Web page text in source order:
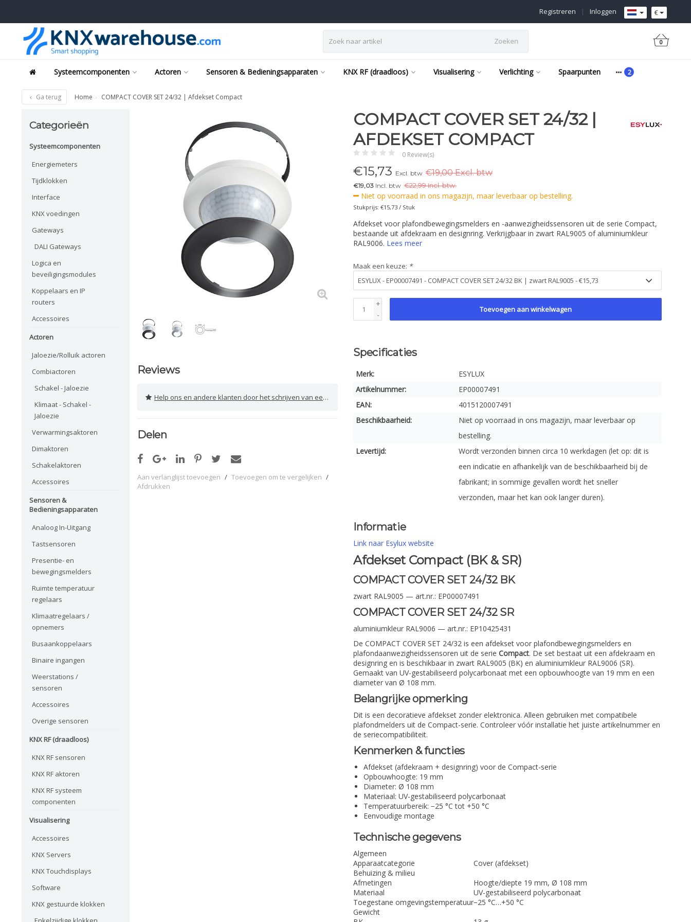
€
Inloggen
|
Registreren
Zoeken 0
Systeemcomponenten Actoren Sensoren & Bedieningsapparaten KNX RF (draadloos) Visualisering Verlichting Spaarpunten
Ga terug Home COMPACT COVER SET 24/32 | Afdekset Compact
Categorieën
Systeemcomponenten
Energiemeters
Tijdklokken
Interface
KNX voedingen
Gateways
DALI Gateways
Logica en
beveiligingsmodules
Koppelaars en IP
routers
Accessoires
Actoren
Jaloezie/Rolluik actoren
Combiactoren
Schakel - Jaloezie
Klimaat - Schakel -
Jaloezie
Verwarmingsaktoren
Dimaktoren
Schakelaktoren
Accessoires
Sensoren &
Bedieningsapparaten
Analoog In-Uitgang
Tastsensoren
Presentie- en
bewegingsmelders
Ruimte temperatuur
regelaars
Klimaatregelaars /
opnemers
Busaankoppelaars
Binaire ingangen
Weerstations /
sensoren
Accessoires
Overige sensoren
KNX RF (draadloos)
KNX RF sensoren
KNX RF aktoren
KNX RF systeem
componenten
Visualisering
Accessoires
KNX Servers
KNX Touchdisplays
Software
KNX gestuurde klokken
Reviews
Help ons en andere klanten door het schrijven van een review
Delen
Aan verlanglijst toevoegen / Toevoegen om te vergelijken /
Afdrukken
COMPACT COVER SET 24/32 |
AFDEKSET COMPACT
0 Review(s)
€15,73 Excl. btw €19,00 Excl. btw
€19,03 Incl. btw €22,99 Incl. btw.
Niet op voorraad in ons magazijn, maar leverbaar op bestelling.
Stukprijs: €15,73 / Stuk
Afdekset voor plafondbewegingsmelders en -aanwezigheidssensoren uit de serie Compact,
bestaande uit afdekraam en designring. Verkrijgbaar in zwart RAL9005 of aluminiumkleur
RAL9006. Lees meer
Maak een keuze: *
+
-
Toevoegen aan winkelwagen
Specificaties
Merk:
ESYLUX
Artikelnummer:
EP00007491
EAN:
4015120007491
Beschikbaarheid:
Niet op voorraad in ons magazijn, maar leverbaar op
bestelling.
Levertijd:
Wordt verzonden binnen circa 10 werkdagen (let op: dit is
een indicatie en afhankelijk van de beschikbaarheid bij de
fabrikant; in sommige gevallen wordt het sneller
verzonden, maar het kan ook langer duren).
Informatie
Link naar Esylux website
Afdekset Compact (BK & SR)
COMPACT COVER SET 24/32 BK
zwart RAL9005 — art.nr.: EP00007491
COMPACT COVER SET 24/32 SR
aluminiumkleur RAL9006 — art.nr.: EP10425431
De COMPACT COVER SET 24/32 is een afdekset voor plafondbewegingsmelders en
plafondaanwezigheidssensoren uit de serie Compact. De set bestaat uit een afdekraam en
designring en is beschikbaar in zwart RAL9005 (BK) en aluminiumkleur RAL9006 (SR).
Gemaakt van UV-gestabiliseerd polycarbonaat met een opbouwhoogte van 19 mm en een
diameter van Ø 108 mm.
Belangrijke opmerking
Dit is een decoratieve afdekset zonder elektronica. Alleen gebruiken met compatibele
plafondmelders uit de Compact-serie. Controleer vóór installatie het juiste artikelnummer en
de seriecompatibiliteit.
Kenmerken & functies
Afdekset (afdekraam + designring) voor de Compact-serie
Opbouwhoogte: 19 mm
Diameter: Ø 108 mm
Materiaal: UV-gestabiliseerd polycarbonaat
Temperatuurbereik: −25 °C tot +50 °C
Eenvoudige montage
Technische gegevens
Algemeen
Apparaatcategorie
Cover (afdekset)
Behuizing & milieu
Afmetingen
Hoogte/diepte 19 mm, Ø 108 mm
Materiaal
UV-gestabiliseerd polycarbonaat
Toegestane omgevingstemperatuur−25 °C…+50 °C
Gewicht